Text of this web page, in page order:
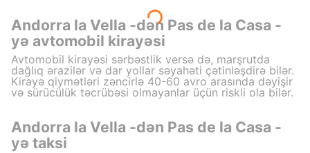
Andorra la Vella -dən Pas de la Casa -
yə avtomobil kirayəsi
Avtomobil kirayəsi sərbəstlik versə də, marşrutda
dağlıq ərazilər və dar yollar səyahəti çətinləşdirə bilər.
Kirayə qiymətləri zəncirlə 40-60 avro arasında dəyişir
və sürücülük təcrübəsi olmayanlar üçün riskli ola bilər.
Andorra la Vella -dən Pas de la Casa -
yə taksi